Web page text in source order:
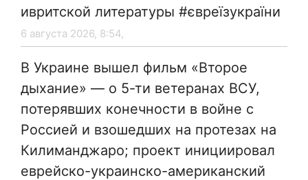
ивритской литературы #євреїзукраїни
6 августа 2026, 8:54,
В Украине вышел фильм «Второе
дыхание» — о 5-ти ветеранах ВСУ,
потерявших конечности в войне с
Россией и взошедших на протезах на
Килиманджаро; проект инициировал
еврейско-украинско-американский